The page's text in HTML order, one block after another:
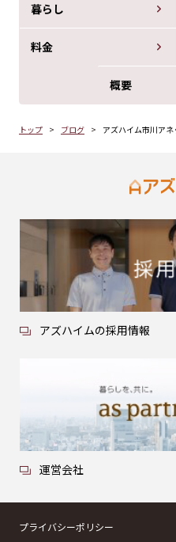
暮らし
料金
概要
トップ ブログ アズハイム市川ア
アズハイムの採用情報
運営会社
プライバシーポリシー